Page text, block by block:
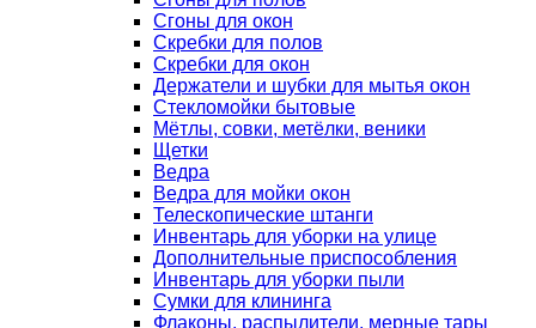
Сгоны для окон
Скребки для полов
Скребки для окон
Держатели и шубки для мытья окон
Стекломойки бытовые
Мётлы, совки, метёлки, веники
Щетки
Ведра
Ведра для мойки окон
Телескопические штанги
Инвентарь для уборки на улице
Дополнительные приспособления
Инвентарь для уборки пыли
Сумки для клининга
Флаконы, распылители, мерные тары